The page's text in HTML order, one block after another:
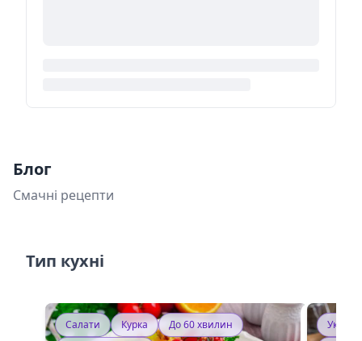
Блог
Смачні рецепти
Тип кухні
Салати Курка
До 60 хвилин